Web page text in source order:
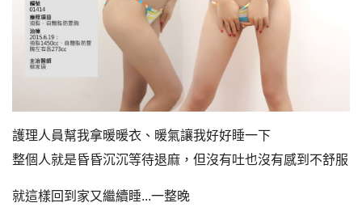
護理人員幫我拿暖暖衣、暖氣讓我好好睡一下
整個人就是昏昏沉沉等待退麻，但沒有吐也沒有感到不舒服
就這樣回到家又繼續睡...一整晚